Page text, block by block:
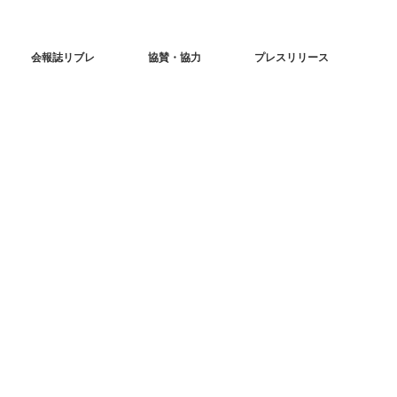
会報誌リブレ 協賛・協力 プレスリリース